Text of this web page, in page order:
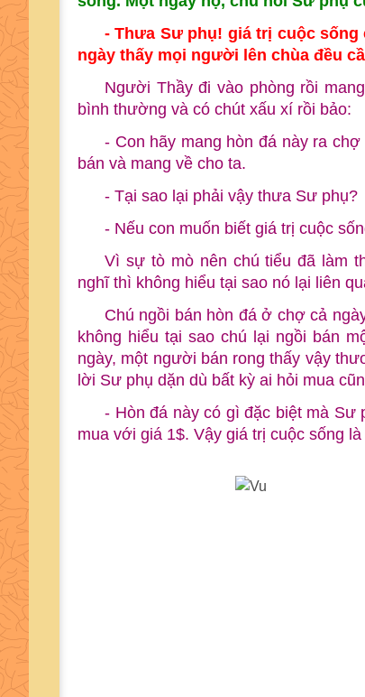
- Thưa Sư phụ! giá trị cuộc
ngày thấy mọi người lên chùa đều
Người Thầy đi vào phòng rồi
bình thường và có chút xấu xí rồi bảo:
- Con hãy mang hòn đá này ra
bán và mang về cho ta.
- Tại sao lại phải vậy thưa Sư phụ?
- Nếu con muốn biết giá trị cuộc
Vì sự tò mò nên chú tiểu đã làm
nghĩ thì không hiểu tại sao nó lại liên
Chú ngồi bán hòn đá ở chợ cả
không hiểu tại sao chú lại ngồi bán
ngày, một người bán rong thấy vậy
lời Sư phụ dặn dù bất kỳ ai hỏi mua
- Hòn đá này có gì đặc biệt mà Sư
mua với giá 1$. Vậy giá trị cuộc sống